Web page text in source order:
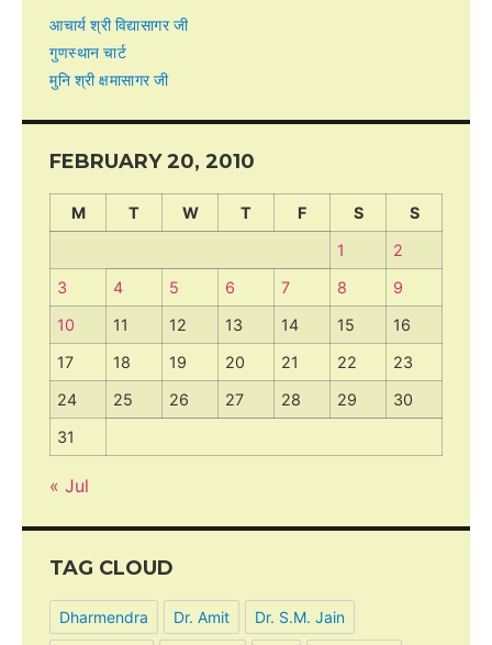
आचार्य श्री विद्यासागर जी
गुणस्थान चार्ट
मुनि श्री क्षमासागर जी
FEBRUARY 20, 2010
M T W T F S
S
1
2
3
4 5 6 7 8
9
10
11 12 13 14 15
16
17
18 19 20 21 22
23
24
25 26 27 28 29
30
31
« Jul
TAG CLOUD
Dharmendra Dr. Amit Dr. S.M. Jain